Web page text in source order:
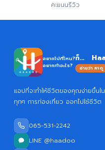
คะแนนรีวิว
อยากไปที่ไหน?
อยากทำอะไร?
ก็... H
อ่านว่า หาดู
แอปที่จะทำให้ชีวิตของคุณง่ายขึ้นใน
ทุกๆ การท่องเที่ยว ออกไปใช้ชีวิต
065-531-2242
LINE @haadoo